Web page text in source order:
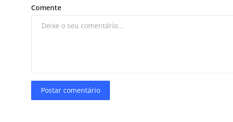
Comente
Postar comentário